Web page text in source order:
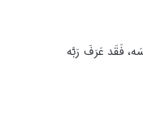
فَقَد عَرَفَ رَبَّه